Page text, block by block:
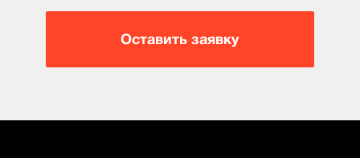
Оставить заявку